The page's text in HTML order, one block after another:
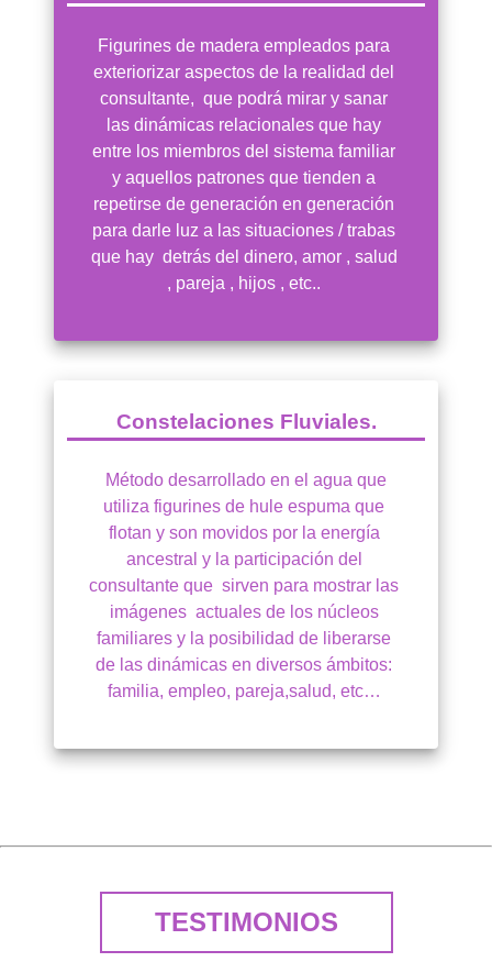
exteriorizar aspectos de la realidad del
consultante,  que podrá mirar y sanar
las dinámicas relacionales que hay
entre los miembros del sistema familiar
y aquellos patrones que tienden a
repetirse de generación en generación
para darle luz a las situaciones / trabas
que hay  detrás del dinero, amor , salud
, pareja , hijos , etc..
Constelaciones Fluviales.
utiliza figurines de hule espuma que
flotan y son movidos por la energía
ancestral y la participación del
consultante que  sirven para mostrar las
imágenes  actuales de los núcleos
familiares y la posibilidad de liberarse
de las dinámicas en diversos ámbitos:
familia, empleo, pareja,salud, etc…
TESTIMONIOS